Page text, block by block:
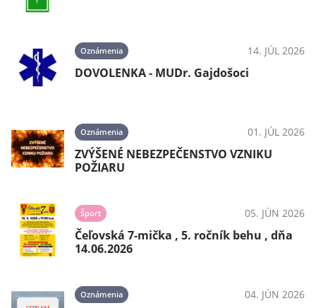
Oznámenia 14. JÚL 2026
DOVOLENKA - MUDr. Gajdošoci
Oznámenia 01. JÚL 2026
ZVÝŠENÉ NEBEZPEČENSTVO VZNIKU
POŽIARU
Šport 05. JÚN 2026
Čeľovská 7-mička , 5. ročník behu , dňa
14.06.2026
Oznámenia 04. JÚN 2026